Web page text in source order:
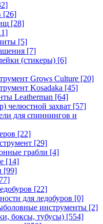
[26]
[28]
[5]
[7]
(стикеры) [6]
Grows Culture [20]
Kosadaka [45]
Leatherman [64]
челюстной захват [57]
для спиннингов и
[22]
[29]
грабли [4]
[14]
[99]
[22]
для ледобуров [0]
инструменты [2]
боксы, тубусы) [554]